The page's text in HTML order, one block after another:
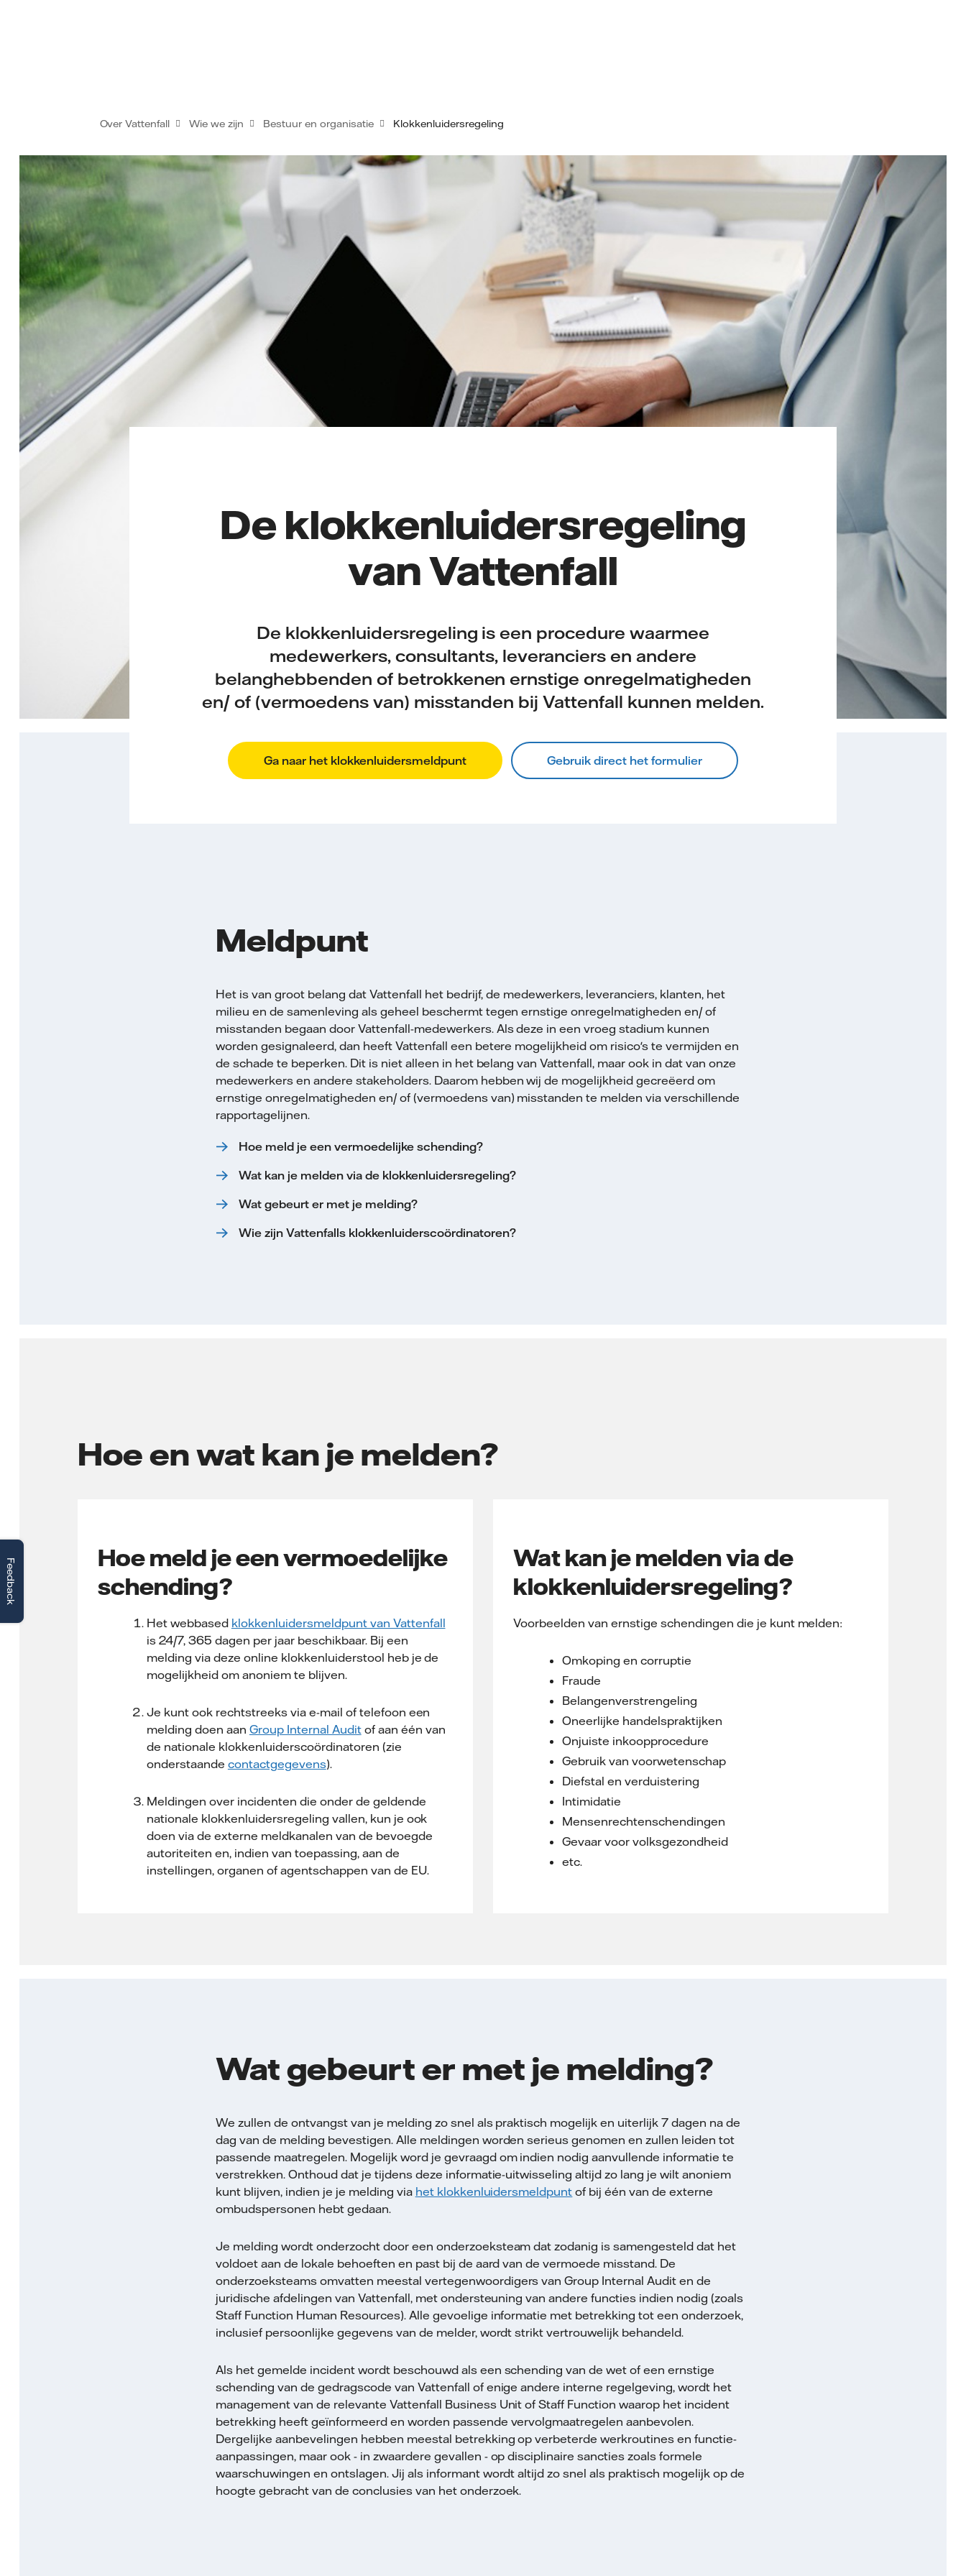
Over Vattenfall Wie we zijn Bestuur en organisatie Klokkenluidersregeling
De klokkenluidersregeling
van Vattenfall
De klokkenluidersregeling is een procedure waarmee
medewerkers, consultants, leveranciers en andere
belanghebbenden of betrokkenen ernstige onregelmatigheden
en/ of (vermoedens van) misstanden bij Vattenfall kunnen melden.
Ga naar het klokkenluidersmeldpunt Gebruik direct het formulier
Meldpunt
Het is van groot belang dat Vattenfall het bedrijf, de medewerkers, leveranciers, klanten, het
milieu en de samenleving als geheel beschermt tegen ernstige onregelmatigheden en/ of
misstanden begaan door Vattenfall-medewerkers. Als deze in een vroeg stadium kunnen
worden gesignaleerd, dan heeft Vattenfall een betere mogelijkheid om risico's te vermijden en
de schade te beperken. Dit is niet alleen in het belang van Vattenfall, maar ook in dat van onze
medewerkers en andere stakeholders. Daarom hebben wij de mogelijkheid gecreëerd om
ernstige onregelmatigheden en/ of (vermoedens van) misstanden te melden via verschillende
rapportagelijnen.
Hoe meld je een vermoedelijke schending?
Wat kan je melden via de klokkenluidersregeling?
Wat gebeurt er met je melding?
Wie zijn Vattenfalls klokkenluiderscoördinatoren?
Hoe en wat kan je melden?
Hoe meld je een vermoedelijke
schending?
Het webbased klokkenluidersmeldpunt van Vattenfall
is 24/7, 365 dagen per jaar beschikbaar. Bij een
melding via deze online klokkenluiderstool heb je de
mogelijkheid om anoniem te blijven.
Je kunt ook rechtstreeks via e-mail of telefoon een
melding doen aan Group Internal Auditof aan één van
de nationale klokkenluiders­coördinatoren (zie
onderstaande contactgegevens).
Meldingen over incidenten die onder de geldende
nationale klokkenluidersregeling vallen, kun je ook
doen via de externe meldkanalen van de bevoegde
autoriteiten en, indien van toepassing, aan de
instellingen, organen of agentschappen van de EU.
Wat kan je melden via de
klokkenluidersregeling?
Voorbeelden van ernstige schendingen die je kunt melden:
Omkoping en corruptie
Fraude
Belangenverstrengeling
Oneerlijke handelspraktijken
Onjuiste inkoopprocedure
Gebruik van voorwetenschap
Diefstal en verduistering
Intimidatie
Mensenrechtenschendingen
Gevaar voor volksgezondheid
etc.
Wat gebeurt er met je melding?
We zullen de ontvangst van je melding zo snel als praktisch mogelijk en uiterlijk 7 dagen na de
dag van de melding bevestigen. Alle meldingen worden serieus genomen en zullen leiden tot
passende maatregelen. Mogelijk word je gevraagd om indien nodig aanvullende informatie te
verstrekken. Onthoud dat je tijdens deze informatie-uitwisseling altijd zo lang je wilt anoniem
kunt blijven, indien je je melding via het klokkenluidersmeldpunt of bij één van de externe
ombudspersonen hebt gedaan.
Je melding wordt onderzocht door een onderzoeksteam dat zodanig is samengesteld dat het
voldoet aan de lokale behoeften en past bij de aard van de vermoede misstand. De
onderzoeksteams omvatten meestal vertegenwoordigers van Group Internal Audit en de
juridische afdelingen van Vattenfall, met ondersteuning van andere functies indien nodig (zoals
Staff Function Human Resources). Alle gevoelige informatie met betrekking tot een onderzoek,
inclusief persoonlijke gegevens van de melder, wordt strikt vertrouwelijk behandeld.
Als het gemelde incident wordt beschouwd als een schending van de wet of een ernstige
schending van de gedragscode van Vattenfall of enige andere interne regelgeving, wordt het
management van de relevante Vattenfall Business Unit of Staff Function waarop het incident
betrekking heeft geïnformeerd en worden passende vervolgmaatregelen aanbevolen.
Dergelijke aanbevelingen hebben meestal betrekking op verbeterde werkroutines en functie­
aanpassingen, maar ook - in zwaardere gevallen - op disciplinaire sancties zoals formele
waarschuwingen en ontslagen. Jij als informant wordt altijd zo snel als praktisch mogelijk op de
hoogte gebracht van de conclusies van het onderzoek.
Feedback